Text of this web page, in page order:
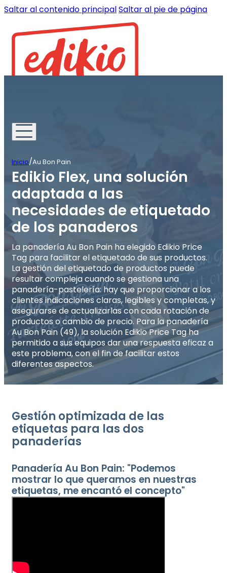
Saltar al contenido principalSaltar al pie de página
Inicio/Au Bon Pain
Edikio Flex, una solución
adaptada a las
necesidades de etiquetado
de los panaderos
La panadería Au Bon Pain ha elegido Edikio Price
Tag para facilitar el etiquetado de sus productos.
La gestión del etiquetado de productos puede
resultar compleja cuando se gestiona una
panadería-pastelería: hay que proporcionar a los
clientes indicaciones claras, legibles y completas, y
asegurarse de actualizarlas con cada rotación de
productos o cambio de precio. Para la panadería
Au Bon Pain (49), la solución Edikio Price Tag ha
permitido a sus equipos dar una respuesta eficaz a
este problema, con el fin de facilitar estos
diferentes aspectos.
Gestión optimizada de las
etiquetas para las dos
panaderías
Panadería Au Bon Pain: "Podemos
mostrar lo que queramos en nuestras
etiquetas, me encantó el concepto"